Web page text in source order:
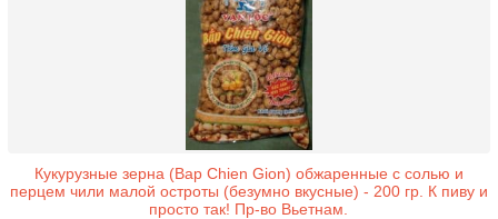
Кукурузные зерна (Bap Chien Gion) обжаренные с солью и
перцем чили малой остроты (безумно вкусные) - 200 гр. К пиву и
просто так! Пр-во Вьетнам.